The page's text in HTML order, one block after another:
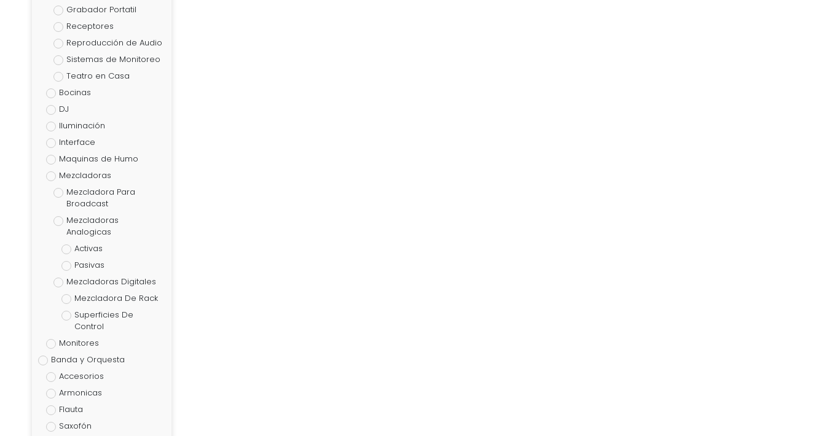
Grabador Portatil
Receptores
Reproducción de Audio
Sistemas de Monitoreo
Teatro en Casa
Bocinas
DJ
Iluminación
Interface
Maquinas de Humo
Mezcladoras
Mezcladora Para
Broadcast
Mezcladoras
Analogicas
Activas
Pasivas
Mezcladoras Digitales
Mezcladora De Rack
Superficies De
Control
Monitores
Banda y Orquesta
Accesorios
Armonicas
Flauta
Saxofón